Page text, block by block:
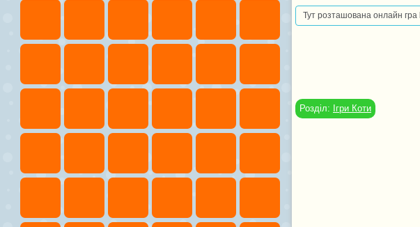
Тут розташована онлайн гра
Розділ: Ігри Коти